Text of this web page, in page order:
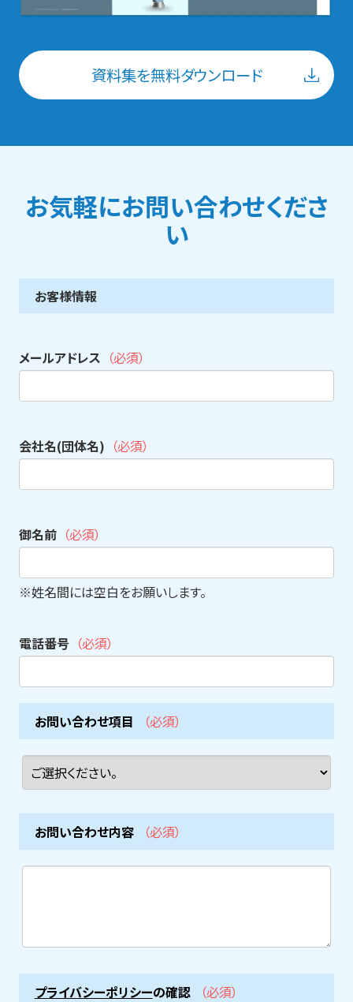
資料集を無料ダウンロード
お気軽にお問い合わせくださ
い
お客様情報
メールアドレス （必須）
会社名(団体名) （必須）
御名前 （必須）
※姓名間には空白をお願いします。
電話番号 （必須）
お問い合わせ項目 （必須）
お問い合わせ内容 （必須）
プライバシーポリシーの確認 （必須）